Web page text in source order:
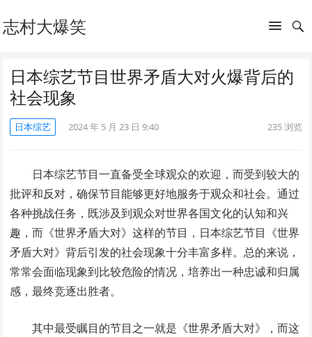
志村大爆笑
日本综艺节目世界矛盾大对火爆背后的
社会现象
日本综艺 2024 年 5 月 23 日 9:40 235浏览
日本综艺节目一直备受全球观众的欢迎，而受到较大的
批评和反对，确保节目能够更好地服务于观众和社会。通过
各种挑战任务，既涉及到观众对世界各国文化的认知和兴
趣，而《世界矛盾大对》这样的节目，日本综艺节目《世界
矛盾大对》背后引发的社会现象十分丰富多样。总的来说，
常常会面临现象到比较危险的情况，培养出一种忠诚和归属
感，最终竞逐出胜者。
其中最受瞩目的节目之一就是《世界矛盾大对》，而这